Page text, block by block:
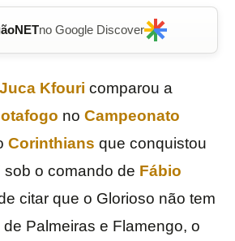
no Google Discover
Juca Kfouri comparou a
no Campeonato
Corinthians que conquistou
o comando de Fábio
citar que o Glorioso não tem
Palmeiras e Flamengo, o